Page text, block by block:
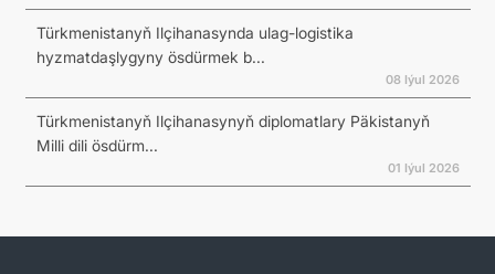
Türkmenistanyň Ilçihanasynda ulag-logistika
hyzmatdaşlygyny ösdürmek b...
08 Iýul 2026
Türkmenistanyň Ilçihanasynyň diplomatlary Päkistanyň
Milli dili ösdürm...
01 Iýul 2026